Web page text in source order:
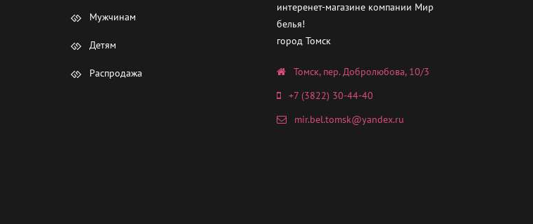
Мужчинам
Детям
Распродажа
интеренет-магазине компании Мир
белья!
город Томск
Томск, пер. Добролюбова, 10/3
+7 (3822) 30-44-40
mir.bel.tomsk@yandex.ru